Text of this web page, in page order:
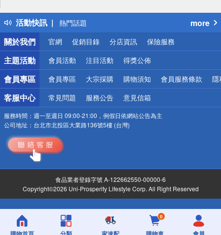
活動快訊
得獎公告
熱門話題
銀行優惠
偏遠地區配送
詐騙網頁！請小心！
more
關於我們
官網 促銷目錄 分店資訊 保險服務
主題活動 會員活動 注目活動 得獎公佈
會員專區 會員專區 大宗採購 購物須知 會員服務條款 隱
客服中心 常見問題 服務公告 意見信箱
服務時間： 週一至週日 09:00-21:00，例假日依網站公告為主
公司地址： 台北市北投區大業路136號5樓 (台灣)
食品業者登錄字號 A-122662550-00000-6
Copyright©2026 Uni-Prosperity Lifestyle Corp. All Right Reserved
0